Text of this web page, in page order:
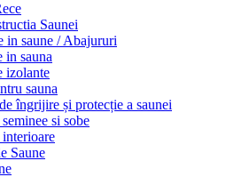
Saunei
in saune / Abajururi
in sauna
izolante
sauna
îngrijire și protecție a saunei
si sobe
interioare
Saune